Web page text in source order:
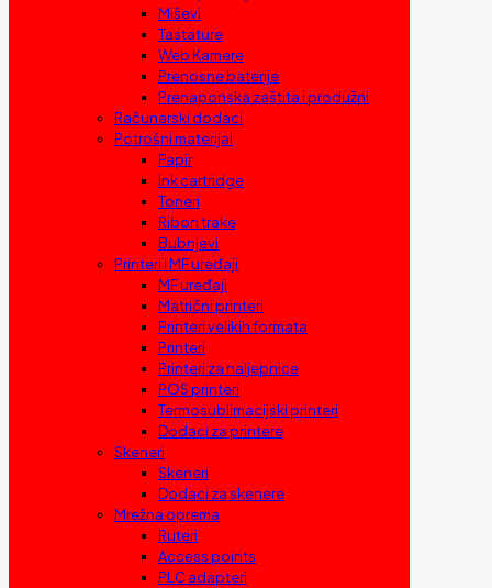
Miševi
Tastature
Web Kamere
Prenosne baterije
Prenaponska zaštita i produžni
Računarski dodaci
Potrošni materijal
Papir
Ink cartridge
Toneri
Ribon trake
Bubnjevi
Printeri i MF uređaji
MF uređaji
Matrični printeri
Printeri velikih formata
Printeri
Printeri za naljepnice
POS printeri
Termosublimacijski printeri
Dodaci za printere
Skeneri
Skeneri
Dodaci za skenere
Mrežna oprema
Ruteri
Access points
PLC adapteri